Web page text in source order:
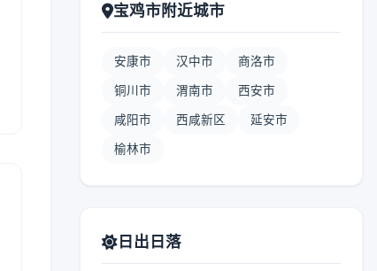
宝鸡市附近城市
安康市 汉中市 商洛市
铜川市 渭南市 西安市
咸阳市 西咸新区 延安市
榆林市
日出日落